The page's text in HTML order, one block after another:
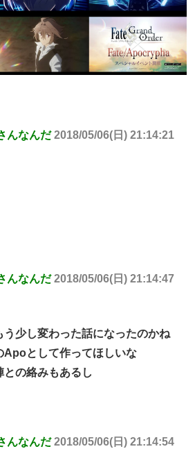
んなんだ 2018/05/06(日) 21:14:21
んなんだ 2018/05/06(日) 21:14:47
少し変わった話になったのかね
Apoとして作ってほしいな
の絡みもあるし
んなんだ 2018/05/06(日) 21:14:54